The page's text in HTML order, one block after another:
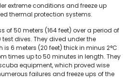
extreme conditions and freeze up
thermal protection systems.
of 50 meters (164 feet) over a period of
dives. They dived under the
is 6 meters (20 feet) thick in minus 2°C
times up to 50 minutes in length. They
equipment, which proved wise
failures and freeze ups of the